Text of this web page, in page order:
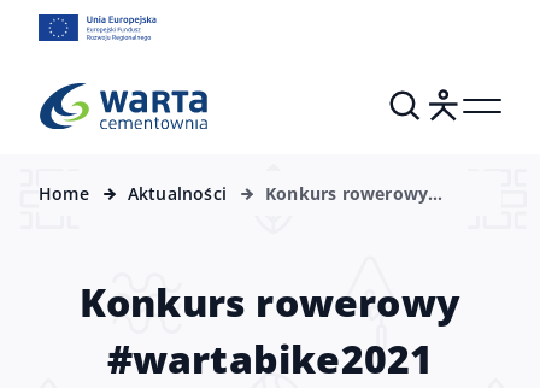
Home Aktualności
Konkurs rowerowy
Konkurs rowerowy
#wartabike2021